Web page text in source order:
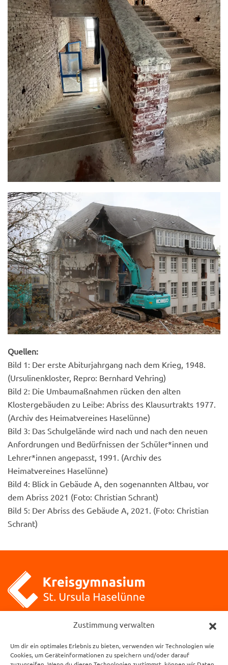
Zustimmung verwalten
Um dir ein optimales Erlebnis zu bieten, verwenden wir Technologien wie
Cookies, um Geräteinformationen zu speichern und/oder darauf
Quellen:
Bild 1: Der erste Abiturjahrgang nach dem Krieg, 1948.
(Ursulinenkloster, Repro: Bernhard Vehring)
Bild 2: Die Umbaumaßnahmen rücken den alten
Klostergebäuden zu Leibe: Abriss des Klausurtrakts 1977.
(Archiv des Heimatvereines Haselünne)
Bild 3: Das Schulgelände wird nach und nach den neuen
Anfordrungen und Bedürfnissen der Schüler*innen und
Lehrer*innen angepasst, 1991. (Archiv des
Heimatvereines Haselünne)
Bild 4: Blick in Gebäude A, den sogenannten Altbau, vor
dem Abriss 2021 (Foto: Christian Schrant)
Bild 5: Der Abriss des Gebäude A, 2021. (Foto: Christian
Schrant)
Kreisgymnasium St. Ursula
49740 Haselünne